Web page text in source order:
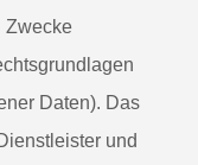
Zwecke
Daten). Das
und